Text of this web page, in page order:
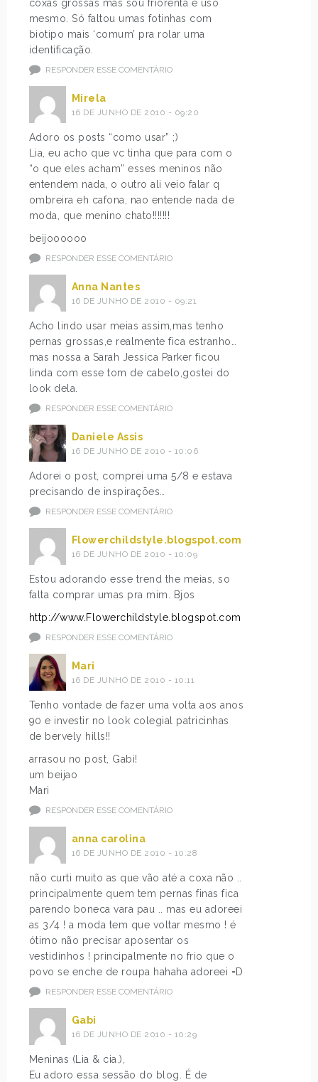
coxas grossas mas sou friorenta e uso
mesmo. Só faltou umas fotinhas com
biotipo mais ‘comum’ pra rolar uma
identificação.
RESPONDER ESSE COMENTÁRIO
Mirela
16 DE JUNHO DE 2010 - 09:20
Adoro os posts “como usar” ;)
Lia, eu acho que vc tinha que para com o
“o que eles acham” esses meninos não
entendem nada, o outro ali veio falar q
ombreira eh cafona, nao entende nada de
moda, que menino chato!!!!!!!
beijoooooo
RESPONDER ESSE COMENTÁRIO
Anna Nantes
16 DE JUNHO DE 2010 - 09:21
Acho lindo usar meias assim,mas tenho
pernas grossas,e realmente fica estranho…
mas nossa a Sarah Jessica Parker ficou
linda com esse tom de cabelo,gostei do
look dela.
RESPONDER ESSE COMENTÁRIO
Daniele Assis
16 DE JUNHO DE 2010 - 10:06
Adorei o post, comprei uma 5/8 e estava
precisando de inspirações…
RESPONDER ESSE COMENTÁRIO
Flowerchildstyle.blogspot.com
16 DE JUNHO DE 2010 - 10:09
Estou adorando esse trend the meias, so
falta comprar umas pra mim. Bjos
http://www.Flowerchildstyle.blogspot.com
RESPONDER ESSE COMENTÁRIO
Mari
16 DE JUNHO DE 2010 - 10:11
Tenho vontade de fazer uma volta aos anos
90 e investir no look colegial patricinhas
de bervely hills!!
arrasou no post, Gabi!
um beijao
Mari
RESPONDER ESSE COMENTÁRIO
anna carolina
16 DE JUNHO DE 2010 - 10:28
não curti muito as que vão até a coxa não ..
principalmente quem tem pernas finas fica
parendo boneca vara pau .. mas eu adoreei
as 3/4 ! a moda tem que voltar mesmo ! é
ótimo não precisar aposentar os
vestidinhos ! principalmente no frio que o
povo se enche de roupa hahaha adoreei =D
RESPONDER ESSE COMENTÁRIO
Gabi
16 DE JUNHO DE 2010 - 10:29
Meninas (Lia & cia.),
Eu adoro essa sessão do blog. É de